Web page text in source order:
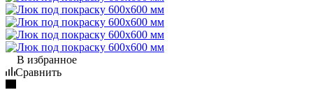
В избранное
Сравнить